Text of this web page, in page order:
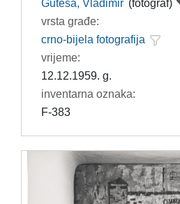
Guteša, Vladimir (fotograf)
vrsta građe:
crno-bijela fotografija
vrijeme:
12.12.1959. g.
inventarna oznaka:
F-383